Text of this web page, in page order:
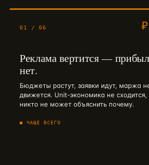
01 / 06
Реклама вертится —
нет.
Бюджеты растут, заявки идут, маржа
движется. Unit-экономика не сходится,
никто не может объяснить почему.
● ЧАЩЕ ВСЕГО